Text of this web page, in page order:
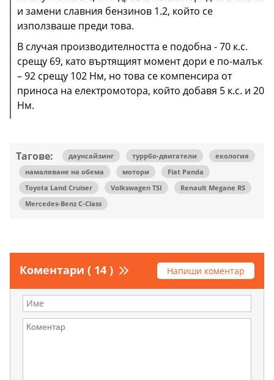
и замени славния бензинов 1.2, който се
използваше преди това.
В случая производителността е подобна - 70 к.с.
срещу 69, като въртящият момент дори е по-малък
– 92 срещу 102 Нм, но това се компенсира от
приноса на електромотора, който добавя 5 к.с. и 20
Нм.
При настоящето четвърто птоколение Megane RS
вече разполата с нов 1,8-литров мотор със същия
обем, който развива 300 к.с. и 400 Нм.
Увеличението е факт, но в същото време разходът
на гориво е намален с 15%.
Тагове: даунсайзинг туррбо-двигатели
екология
намаляване на обема
мотори
Fiat Panda
Toyota Land Cruiser
Volkswagen TSI
Renault Megane RS
Mercedes-Benz C-Class
Коментари ( 14 ) Напиши коментар